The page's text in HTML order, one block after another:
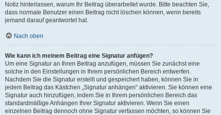
Notiz hinterlassen, warum Ihr Beitrag überarbeitet wurde. Bitte beachten Sie,
dass normale Benutzer einen Beitrag nicht löschen können, wenn bereits
jemand darauf geantwortet hat.
Nach oben
Wie kann ich meinem Beitrag eine Signatur anfügen?
Um eine Signatur an Ihren Beitrag anzufügen, müssen Sie zunächst eine
solche in den Einstellungen in Ihrem persönlichen Bereich entwerfen.
Nachdem Sie die Signatur erstellt und gespeichert haben, können Sie in
jedem Beitrag das Kästchen „Signatur anhängen“ aktivieren. Sie können eine
Signatur auch hinzufügen, indem Sie in Ihrem persönlichen Bereich das
standardmäßige Anhängen Ihrer Signatur aktivieren. Wenn Sie einen
einzelnen Beitrag dennoch ohne Signatur verfassen möchten, so können Sie